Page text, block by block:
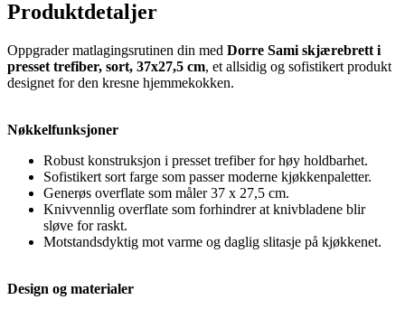
Produktdetaljer
Oppgrader matlagingsrutinen din med Dorre Sami skjærebrett i
presset trefiber, sort, 37x27,5 cm, et allsidig og sofistikert produkt
designet for den kresne hjemmekokken.
Nøkkelfunksjoner
Robust konstruksjon i presset trefiber for høy holdbarhet.
Sofistikert sort farge som passer moderne kjøkkenpaletter.
Generøs overflate som måler 37 x 27,5 cm.
Knivvennlig overflate som forhindrer at knivbladene blir
sløve for raskt.
Motstandsdyktig mot varme og daglig slitasje på kjøkkenet.
Design og materialer